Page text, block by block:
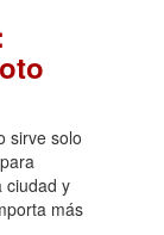
sirve solo
ciudad y
más